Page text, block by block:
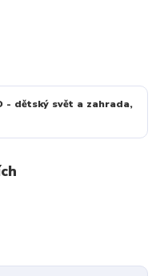
- dětský svět a zahrada,